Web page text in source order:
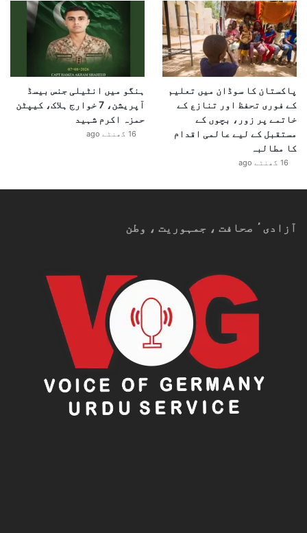
پاکستان کا سوڈان میں تعلیم
کے فوری تحفظ اور تنازع کے
خاتمے پر زور، بچوں کے
مستقبل کے لیے عالمی اقدام
کا مطالبہ
16 گھنٹے ago
ہنگو میں انٹیلی جنس بیسڈ
آپریشن، 7 خوارج ہلاک، کیپٹن
حمزہ اکرم شہید
16 گھنٹے ago
آزادیٴ صحافت ، جمہوریت ، وطن